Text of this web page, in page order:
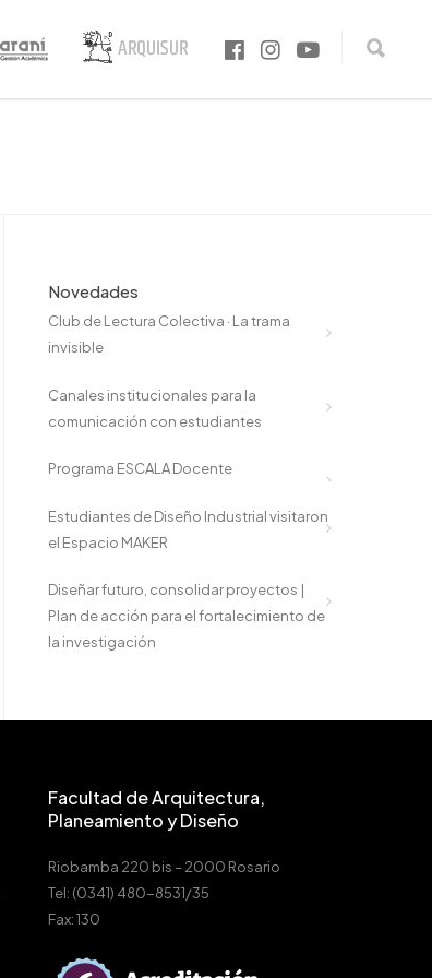
Novedades
Club de Lectura Colectiva · La trama
invisible
Canales institucionales para la
comunicación con estudiantes
Programa ESCALA Docente
Estudiantes de Diseño Industrial visitaron
el Espacio MAKER
Diseñar futuro, consolidar proyectos |
Plan de acción para el fortalecimiento de
la investigación
Facultad de Arquitectura,
Planeamiento y Diseño
Riobamba 220 bis – 2000 Rosario
Tel: (0341) 480-8531/35
Fax: 130